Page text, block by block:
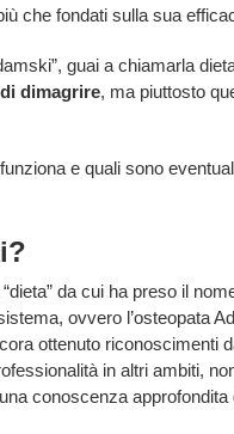
che fondati sulla sua
guai a chiamarla
dimagrire, ma piuttosto
e quali sono
da cui ha preso il
ovvero l’osteopata
ottenuto riconoscimenti
in altri ambiti,
conoscenza approfondita